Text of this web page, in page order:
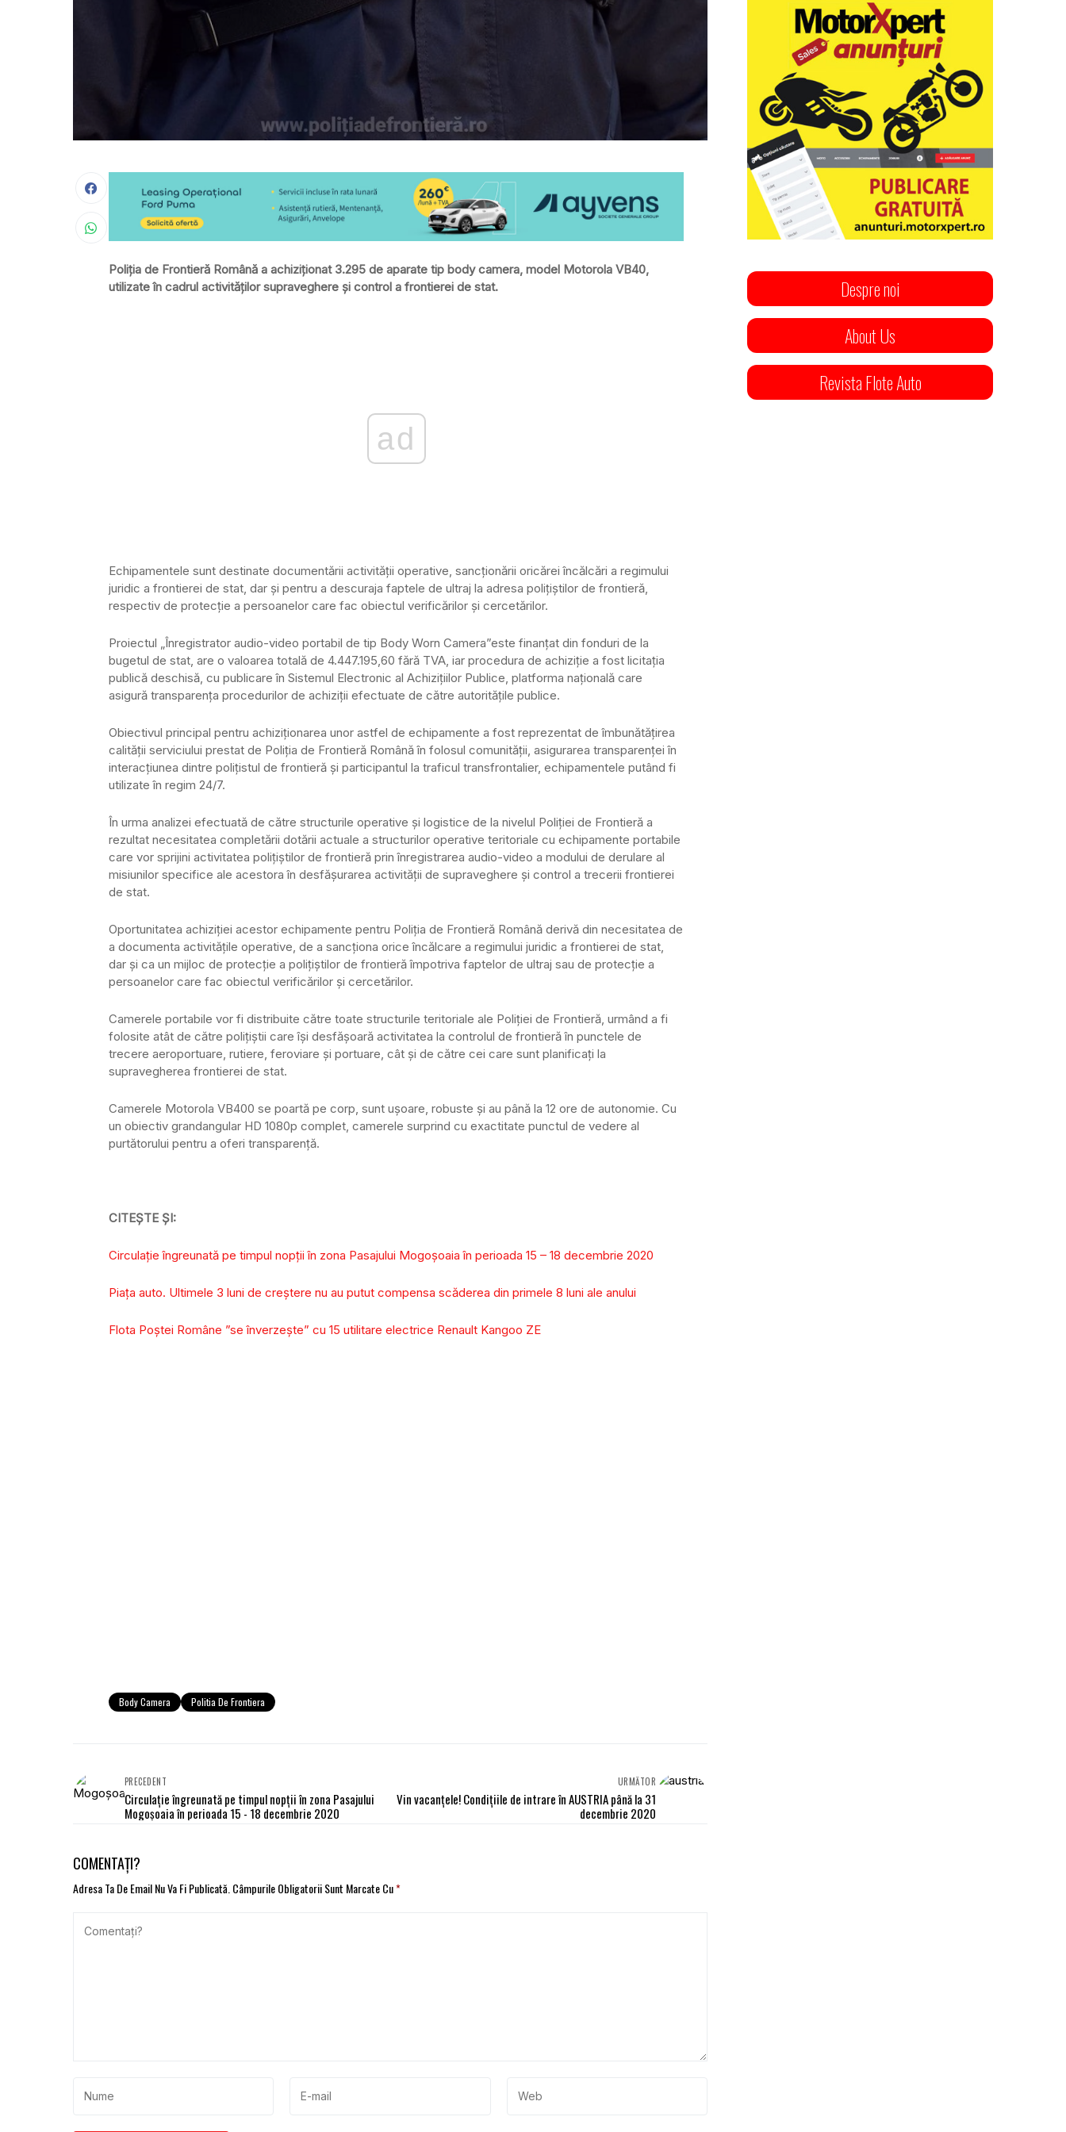
Poliţia de Frontieră Română a achiziţionat 3.295 de aparate tip body camera, model Motorola VB40,
utilizate în cadrul activităților supraveghere şi control a frontierei de stat.
ad
Echipamentele sunt destinate documentării activității operative, sancționării oricărei încălcări a regimului
juridic a frontierei de stat, dar şi pentru a descuraja faptele de ultraj la adresa poliţiştilor de frontieră,
respectiv de protecţie a persoanelor care fac obiectul verificărilor şi cercetărilor.
Proiectul „Înregistrator audio-video portabil de tip Body Worn Camera”este finanţat din fonduri de la
bugetul de stat, are o valoarea totală de 4.447.195,60 fără TVA, iar procedura de achiziţie a fost licitația
publică deschisă, cu publicare în Sistemul Electronic al Achizițiilor Publice, platforma națională care
asigură transparența procedurilor de achiziții efectuate de către autoritățile publice.
Obiectivul principal pentru achiziționarea unor astfel de echipamente a fost reprezentat de îmbunătățirea
calității serviciului prestat de Poliția de Frontieră Română în folosul comunităţii, asigurarea transparenţei în
interacţiunea dintre poliţistul de frontieră şi participantul la traficul transfrontalier, echipamentele putând fi
utilizate în regim 24/7.
În urma analizei efectuată de către structurile operative și logistice de la nivelul Poliției de Frontieră a
rezultat necesitatea completării dotării actuale a structurilor operative teritoriale cu echipamente portabile
care vor sprijini activitatea polițiștilor de frontieră prin înregistrarea audio-video a modului de derulare al
misiunilor specifice ale acestora în desfășurarea activității de supraveghere și control a trecerii frontierei
de stat.
Oportunitatea achiziției acestor echipamente pentru Poliţia de Frontieră Română derivă din necesitatea de
a documenta activitățile operative, de a sancționa orice încălcare a regimului juridic a frontierei de stat,
dar și ca un mijloc de protecţie a poliţiştilor de frontieră împotriva faptelor de ultraj sau de protecţie a
persoanelor care fac obiectul verificărilor şi cercetărilor.
Camerele portabile vor fi distribuite către toate structurile teritoriale ale Poliţiei de Frontieră, urmând a fi
folosite atât de către poliţiştii care îşi desfăşoară activitatea la controlul de frontieră în punctele de
trecere aeroportuare, rutiere, feroviare şi portuare, cât şi de către cei care sunt planificaţi la
supravegherea frontierei de stat.
Camerele Motorola VB400 se poartă pe corp, sunt ușoare, robuste și au până la 12 ore de autonomie. Cu
un obiectiv grandangular HD 1080p complet, camerele surprind cu exactitate punctul de vedere al
purtătorului pentru a oferi transparență.
CITEȘTE ȘI:
Circulație îngreunată pe timpul nopții în zona Pasajului Mogoșoaia în perioada 15 – 18 decembrie 2020
Piața auto. Ultimele 3 luni de creștere nu au putut compensa scăderea din primele 8 luni ale anului
Flota Poștei Române ”se înverzește” cu 15 utilitare electrice Renault Kangoo ZE
Body Camera Politia De Frontiera
PRECEDENT
Circulație îngreunată pe timpul nopții în zona Pasajului
Mogoșoaia în perioada 15 - 18 decembrie 2020
URMĂTOR
Vin vacanțele! Condițiile de intrare în AUSTRIA până la 31
decembrie 2020
COMENTAȚI?
Adresa Ta De Email Nu Va Fi Publicată. Câmpurile Obligatorii Sunt Marcate Cu*
Despre noi
About Us
Revista Flote Auto